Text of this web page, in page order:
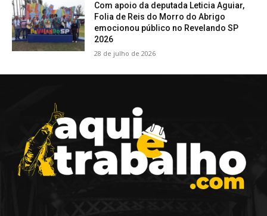
Com apoio da deputada Leticia Aguiar,
Folia de Reis do Morro do Abrigo
emocionou público no Revelando SP
2026
28 de julho de 2026